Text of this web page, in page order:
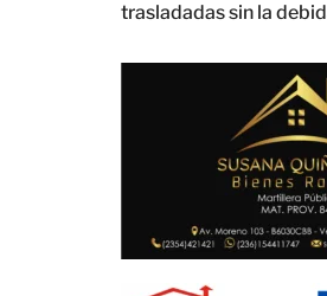
trasladadas sin la